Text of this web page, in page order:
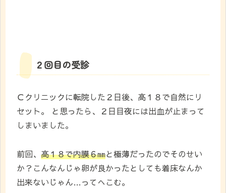
２回目の受診
Ｃクリニックに転院した２日後、高１８で自然にリ
セット。 と思ったら、２日目夜には出血が止まって
しまいました。
前回、 高１８で内膜６㎜と極薄だったのでそのせい
か？こんなんじゃ卵が良かったとしても着床なんか
出来ないじゃん…ってへこむ。